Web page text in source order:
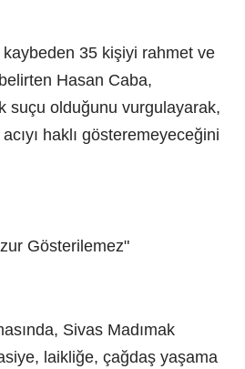
kaybeden 35 kişiyi rahmet ve
belirten Hasan Caba,
suçu olduğunu vurgulayarak,
haklı gösteremeyeceğini
Gösterilemez"
Sivas Madımak
laikliğe, çağdaş yaşama